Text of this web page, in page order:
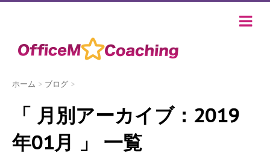
ホーム > ブログ >
「 月別アーカイブ：2019
年01月 」 一覧